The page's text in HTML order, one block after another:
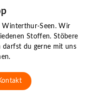
Winterthur-Seen. Wir
Stoffen. Stöbere
darfst du gerne mit uns